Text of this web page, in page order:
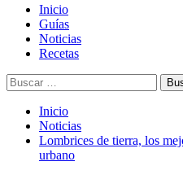
Menú
principal
Inicio
Guías
Noticias
Recetas
Buscar:
Inicio
Noticias
Lombrices de tierra, los
urbano